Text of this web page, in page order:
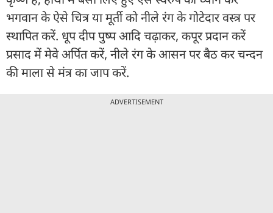
भगवान के ऐसे चित्र या मूर्ती को नीले रंग के गोटेदार वस्त्र पर
स्थापित करें. धूप दीप पुष्प आदि चढ़ाकर, कपूर प्रदान करें
प्रसाद में मेवे अर्पित करें, नीले रंग के आसन पर बैठ कर चन्दन
की माला से मंत्र का जाप करें.
ADVERTISEMENT